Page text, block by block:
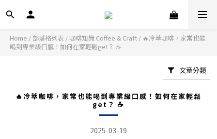
Home / 部落格列表 / 咖啡知識 Coffee & Craft / 🔥冷萃咖啡，家常也能
喝到專業級口感！如何在家輕鬆get？ ☕️
文章分類
🔥冷萃咖啡，家常也能喝到專業級口感！如何在家輕鬆
get？ ☕️
2025-03-19